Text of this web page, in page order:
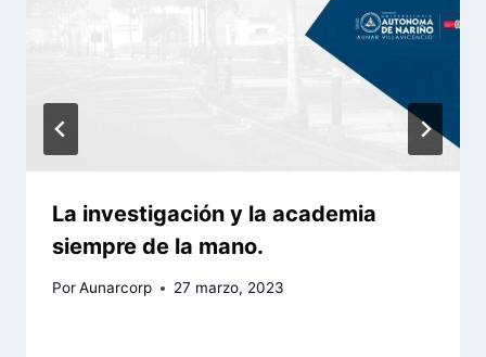
La investigación y la academia
siempre de la mano.
PorAunarcorp 27 marzo, 2023